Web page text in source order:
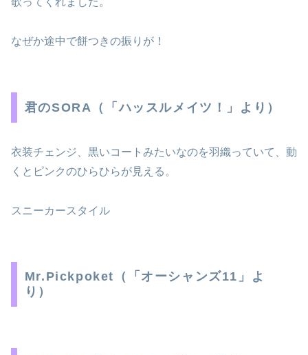
なぜか途中で餅つきの振りが！
君のSORA（「ハッスルメイツ！」より）
衣装チェンジ、黒いコートみたいなのを羽織っていて、動
くとピンクのひらひらが見える。
スニーカースタイル
Mr.Pickpoket（「オーシャンズ11」よ
り）